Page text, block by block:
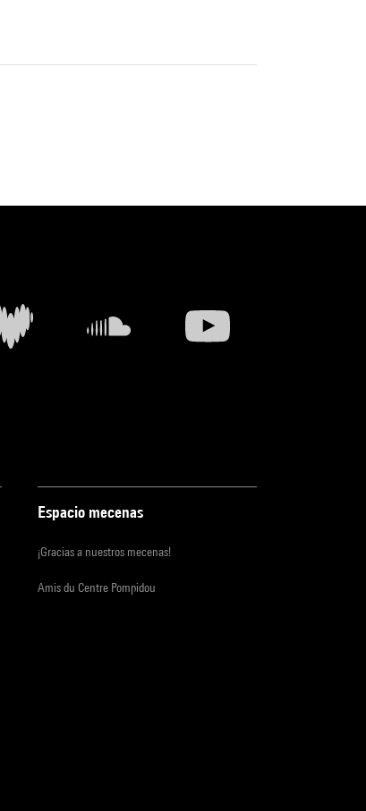
Espacio mecenas
¡Gracias a nuestros mecenas!
Amis du Centre Pompidou